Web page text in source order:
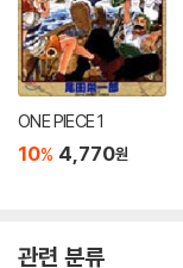
ONE PIECE 1
10% 4,770원
관련 분류